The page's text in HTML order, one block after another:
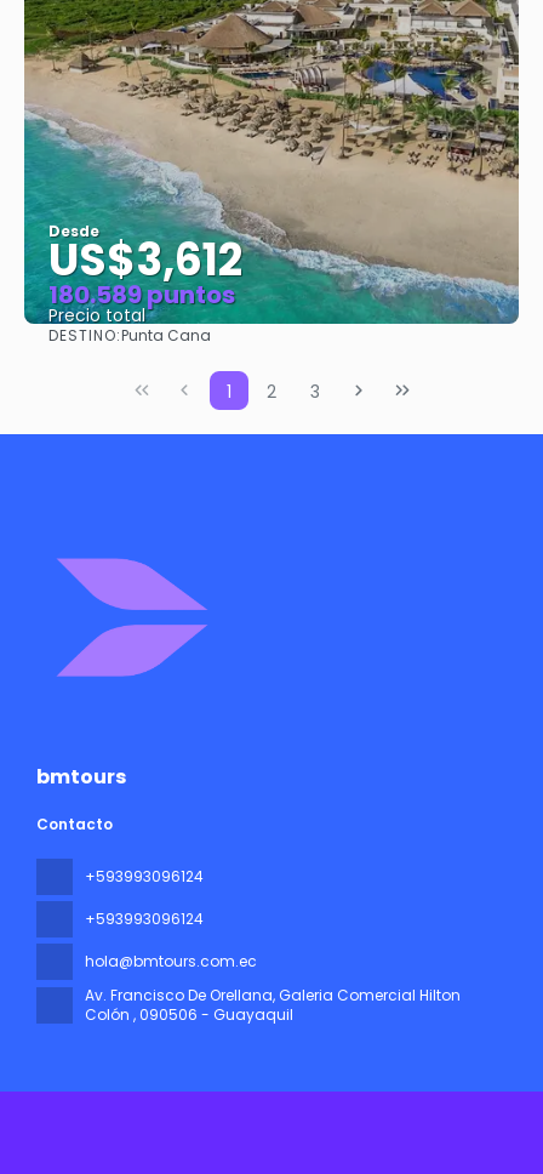
Desde
US$3,612
180.589 puntos
Precio total
DESTINO:Punta Cana
1 2 3
bmtours
Contacto
+593993096124
+593993096124
hola@bmtours.com.ec
Av. Francisco De Orellana, Galeria Comercial Hilton
Colón , 090506 - Guayaquil